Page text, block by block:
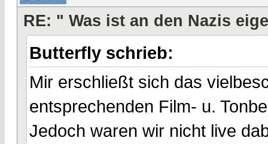
RE: " Was ist an den Nazis
Butterfly schrieb:
Mir erschließt sich das
entsprechenden Film- u.
Jedoch waren wir nicht live